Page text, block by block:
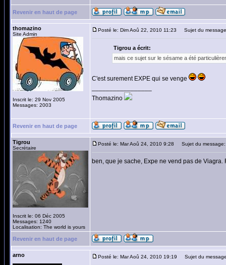
Revenir en haut de page
thomazino
Site Admin
Inscrit le: 29 Nov 2005
Messages: 2003
Posté le: Dim Aoû 22, 2010 11:23 Sujet du
Tigrou a écrit:
mais ce sujet sur le sésame a été
C'est surement EXPE qui se venge
Thomazino
Revenir en haut de page
Tigrou
Secrétaire
Inscrit le: 06 Déc 2005
Messages: 1240
Localisation: The world is yours
Posté le: Mar Aoû 24, 2010 9:28 Sujet du message:
ben, que je sache, Expe ne vend pas de
Revenir en haut de page
arno Posté le: Mar Aoû 24, 2010 19:19 Sujet du